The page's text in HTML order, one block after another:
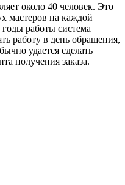
около 40 человек. Это
мастеров на каждой
работы система
работу в день обращения,
удается сделать
получения заказа.